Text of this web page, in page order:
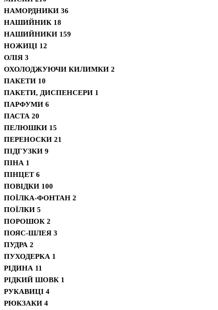
НАМОРДНИКИ 36
НАШИЙНИК 18
НАШИЙНИКИ 159
НОЖИЦІ 12
ОЛІЯ 3
ОХОЛОДЖУЮЧИ КИЛИМКИ 2
ПАКЕТИ 10
ПАКЕТИ, ДИСПЕНСЕРИ 1
ПАРФУМИ 6
ПАСТА 20
ПЕЛЮШКИ 15
ПЕРЕНОСКИ 21
ПІДГУЗКИ 9
ПІНА 1
ПІНЦЕТ 6
ПОВІДКИ 100
ПОЇЛКА-ФОНТАН 2
ПОЇЛКИ 5
ПОРОШОК 2
ПОЯС-ШЛЕЯ 3
ПУДРА 2
ПУХОДЕРКА 1
РІДИНА 11
РІДКИЙ ШОВК 1
РУКАВИЦІ 4
РЮКЗАКИ 4